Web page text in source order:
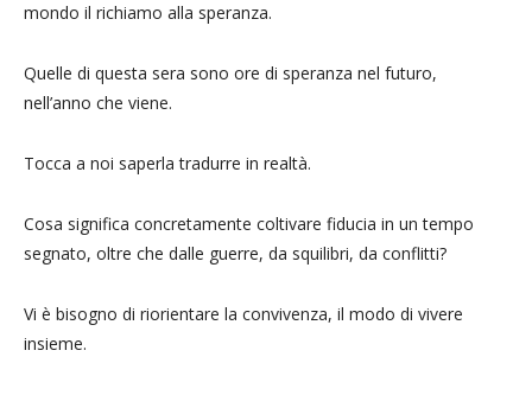
mondo il richiamo alla speranza.
Quelle di questa sera sono ore di speranza nel futuro,
nell’anno che viene.
Tocca a noi saperla tradurre in realtà.
Cosa significa concretamente coltivare fiducia in un tempo
segnato, oltre che dalle guerre, da squilibri, da conflitti?
Vi è bisogno di riorientare la convivenza, il modo di vivere
insieme.